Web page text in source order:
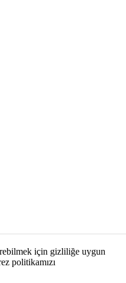
için gizliliğe uygun
politikamızı